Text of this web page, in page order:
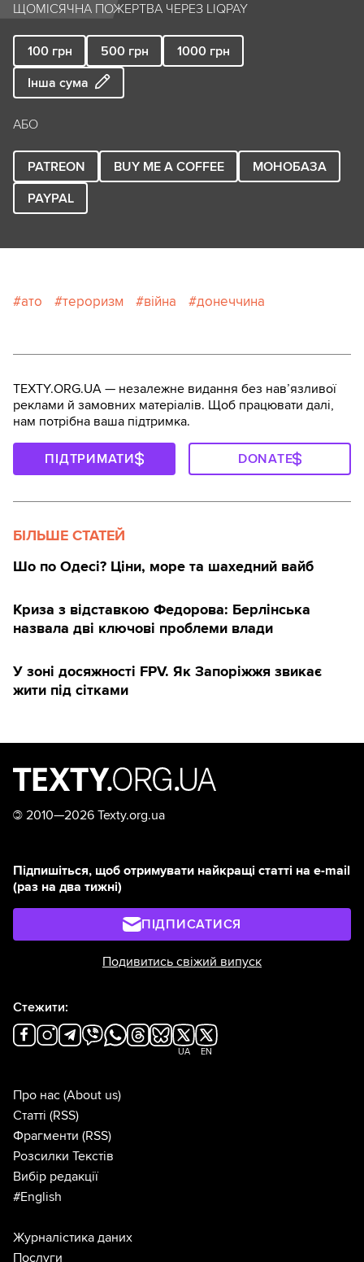
ЩОМІСЯЧНА ПОЖЕРТВА ЧЕРЕЗ LIQPAY
100 грн 500 грн 1000 грн
Інша сума
АБО
PATREON BUY ME A COFFEE
МОНОБАЗА
PAYPAL
ато тероризм війна донеччина
TEXTY.ORG.UA — незалежне видання без навʼязливої
реклами й замовних матеріалів. Щоб працювати далі,
нам потрібна ваша підтримка.
ПІДТРИМАТИ DONATE
БІЛЬШЕ СТАТЕЙ
Шо по Одесі? Ціни, море та шахедний вайб
Криза з відставкою Федорова: Берлінська
назвала дві ключові проблеми влади
У зоні досяжності FPV. Як Запоріжжя звикає
жити під сітками
© 2010—2026 Texty.org.ua
Підпишіться, щоб отримувати найкращі статті на e-mail
(раз на два тижні)
ПІДПИСАТИСЯ
Подивитись свіжий випуск
Стежити:
UA EN
Про нас (About us)
Статті (RSS)
Фрагменти (RSS)
Розсилки Текстів
Вибір редакції
#English
Журналістика даних
Послуги